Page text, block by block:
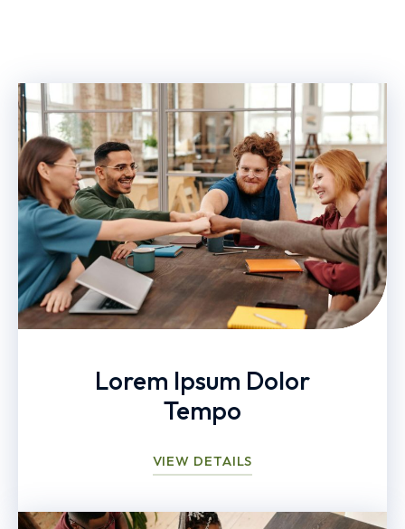
Lorem Ipsum Dolor
Tempo
VIEW DETAILS